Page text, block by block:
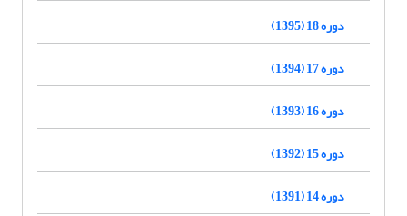
دوره 18 (1395)
دوره 17 (1394)
دوره 16 (1393)
دوره 15 (1392)
دوره 14 (1391)